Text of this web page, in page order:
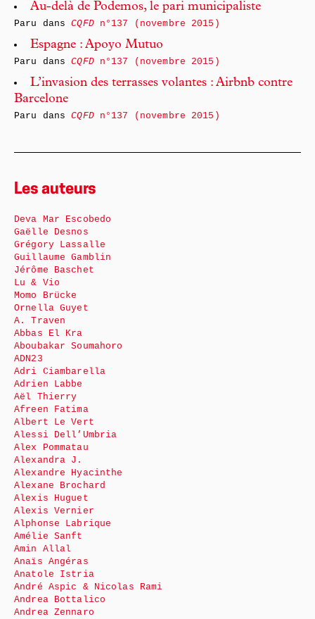
Au-delà de Podemos, le pari municipaliste
Paru dansCQFDn°137 (novembre 2015)
Espagne : Apoyo Mutuo
Paru dansCQFDn°137 (novembre 2015)
L’invasion des terrasses volantes : Airbnb contre
Barcelone
Paru dansCQFDn°137 (novembre 2015)
Les auteurs
Deva Mar Escobedo
Gaëlle Desnos
Grégory Lassalle
Guillaume Gamblin
Jérôme Baschet
Lu & Vio
Momo Brücke
Ornella Guyet
A. Traven
Abbas El Kra
Aboubakar Soumahoro
ADN23
Adri Ciambarella
Adrien Labbe
Aël Thierry
Afreen Fatima
Albert Le Vert
Alessi Dell’Umbria
Alex Pommatau
Alexandra J.
Alexandre Hyacinthe
Alexane Brochard
Alexis Huguet
Alexis Vernier
Alphonse Labrique
Amélie Sanft
Amin Allal
Anaïs Angéras
Anatole Istria
André Aspic & Nicolas Rami
Andrea Bottalico
Andrea Zennaro